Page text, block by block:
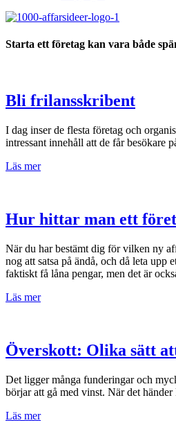
Starta ett företag kan vara både
Bli frilansskribent
I dag inser de flesta företag och
intressant innehåll att de får besökare
Läs mer
Hur hittar man ett
När du har bestämt dig för vilken ny
nog att satsa på ändå, och då leta
faktiskt få låna pengar, men det är
Läs mer
Överskott: Olika sätt
Det ligger många funderingar och
börjar att gå med vinst. När det
Läs mer